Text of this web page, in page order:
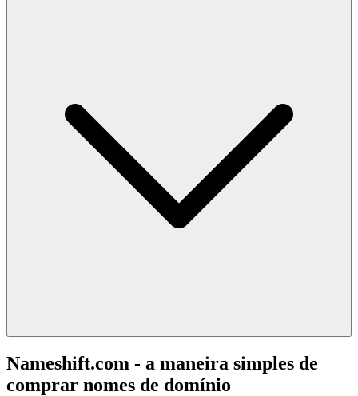
Nameshift.com - a maneira simples de
comprar nomes de domínio